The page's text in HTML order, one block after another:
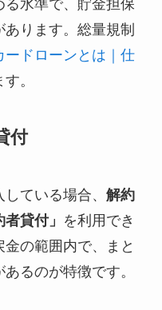
水準で、貯金担保
ります。総量規制
ードローンとは｜仕
。
付
ている場合、 解約
貸付」 を利用でき
の範囲内で、まと
るのが特徴です。